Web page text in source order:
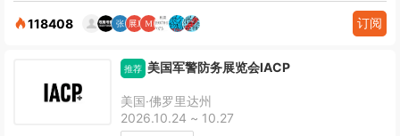
118408 订阅
推荐 美国军警防务展览会IACP
美国·佛罗里达州
2026.10.24 ~ 10.27